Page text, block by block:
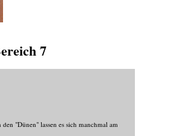
7
"Dünen" lassen es sich manchmal am